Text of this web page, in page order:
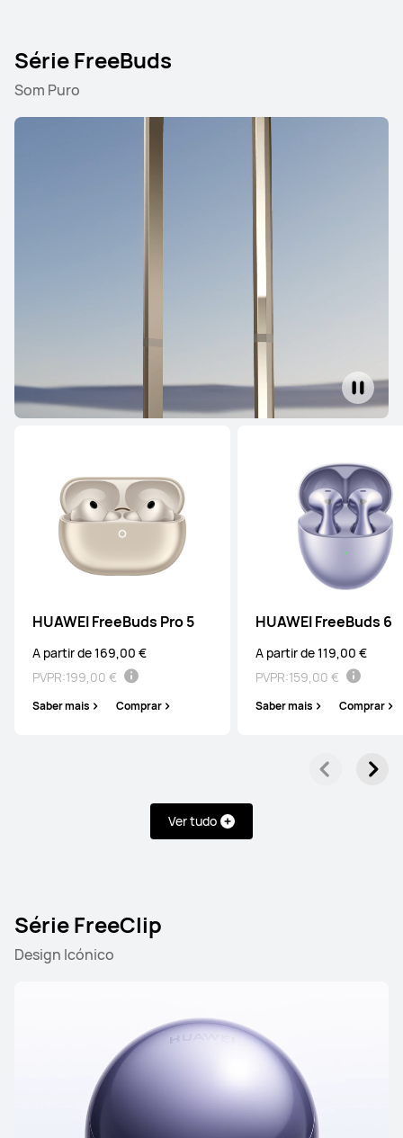
Série FreeBuds
Som Puro
HUAWEI FreeBuds Pro 5
A partir de 169,00 €
PVPR:199,00 €
Saber mais Comprar
HUAWEI FreeBuds 6
A partir de 119,00 €
PVPR:159,00 €
Saber mais Comprar
Ver tudo
Série FreeClip
Design Icónico